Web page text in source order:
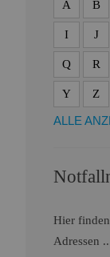
A B
I J
Q R
Y Z
ALLE
Hier
Adressen